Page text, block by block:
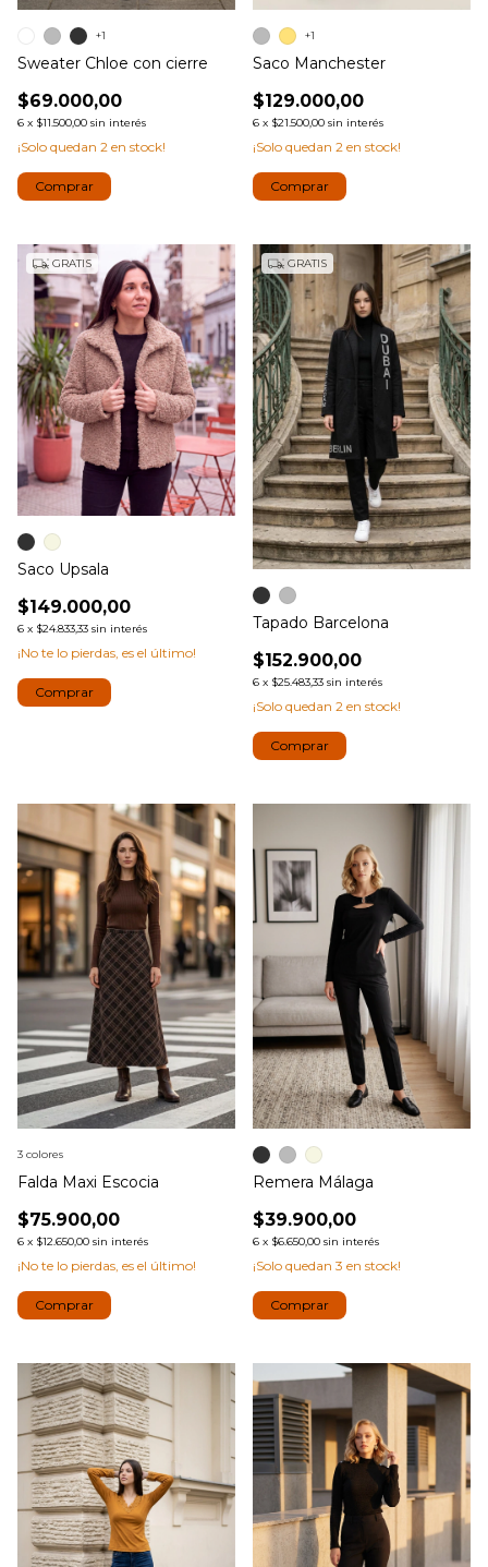
Sweater Chloe con cierre
$69.000,00
6 x $11.500,00 sin interés
¡Solo quedan 2 en stock!
+1
Comprar
Saco Manchester
$129.000,00
6 x $21.500,00 sin interés
¡Solo quedan 2 en stock!
+1
Comprar
GRATIS
Saco Upsala
$149.000,00
6 x $24.833,33 sin interés
¡No te lo pierdas, es el último!
Comprar
GRATIS
Tapado Barcelona
$152.900,00
6 x $25.483,33 sin interés
¡Solo quedan 2 en stock!
Comprar
Falda Maxi Escocia
$75.900,00
6 x $12.650,00 sin interés
¡No te lo pierdas, es el último!
3 colores
Comprar
Remera Málaga
$39.900,00
6 x $6.650,00 sin interés
¡Solo quedan 3 en stock!
Comprar